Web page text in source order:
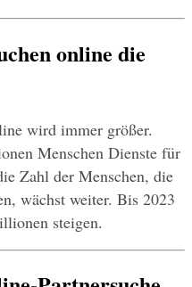
online die
wird immer größer.
Menschen Dienste für
Zahl der Menschen, die
wächst weiter. Bis 2023
steigen.